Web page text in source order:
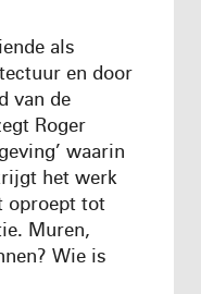
als
en door
van de
Roger
waarin
het werk
oproept tot
Muren,
Wie is